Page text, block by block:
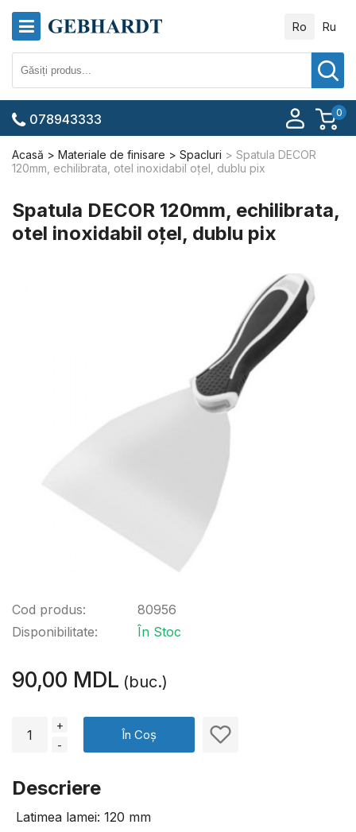
Ro Ru
0
078943333
Acasă Materiale de finisare Spacluri
Spatula DECOR
120mm, echilibrata, otel inoxidabil oțel, dublu pix
Spatula DECOR 120mm, echilibrata,
otel inoxidabil oțel, dublu pix
Cod produs:
Disponibilitate:
80956
În Stoc
90,00 MDL (buc.)
+
-
În Coș
Descriere
Latimea lamei: 120 mm